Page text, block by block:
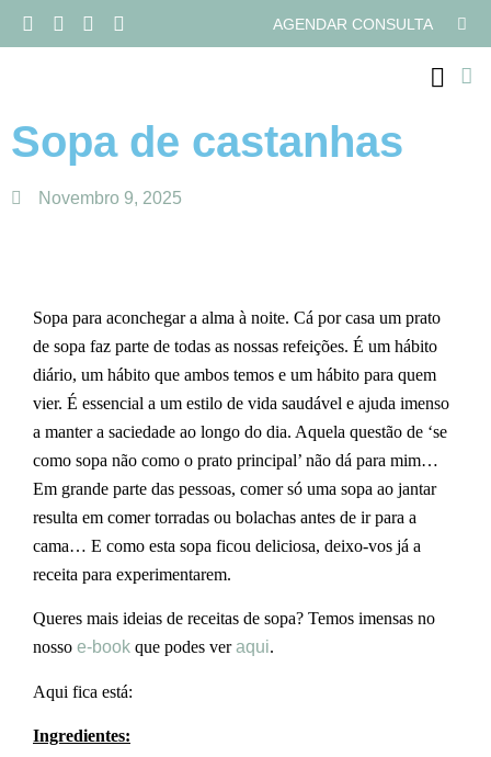
AGENDAR CONSULTA
Sopa de castanhas
Novembro 9, 2025
Sopa para aconchegar a alma à noite. Cá por casa um prato
de sopa faz parte de todas as nossas refeições. É um hábito
diário, um hábito que ambos temos e um hábito para quem
vier. É essencial a um estilo de vida saudável e ajuda imenso
a manter a saciedade ao longo do dia. Aquela questão de ‘se
como sopa não como o prato principal’ não dá para mim…
Em grande parte das pessoas, comer só uma sopa ao jantar
resulta em comer torradas ou bolachas antes de ir para a
cama… E como esta sopa ficou deliciosa, deixo-vos já a
receita para experimentarem.
Queres mais ideias de receitas de sopa? Temos imensas no
nosso e-book que podes veraqui.
Aqui fica está:
Ingredientes: